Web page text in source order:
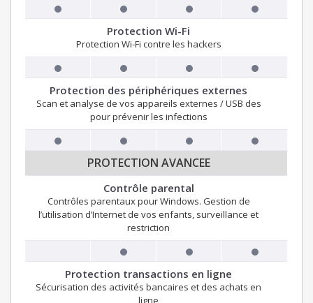
Protection Wi-Fi
Protection Wi-Fi contre les hackers
Protection des périphériques externes
Scan et analyse de vos appareils externes / USB des
pour prévenir les infections
PROTECTION AVANCEE
Contrôle parental
Contrôles parentaux pour Windows. Gestion de
l’utilisation d’Internet de vos enfants, surveillance et
restriction
Protection transactions en ligne
Sécurisation des activités bancaires et des achats en
ligne